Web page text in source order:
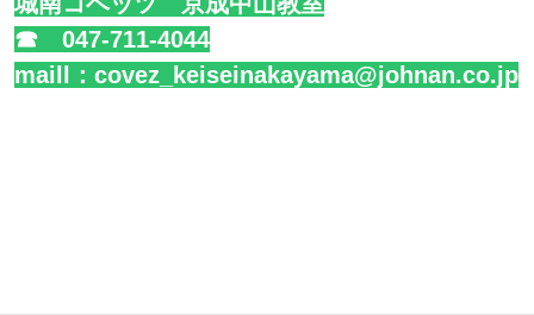
☎ 047-711-4044
maill：covez_keiseinakayama@johnan.co.jp